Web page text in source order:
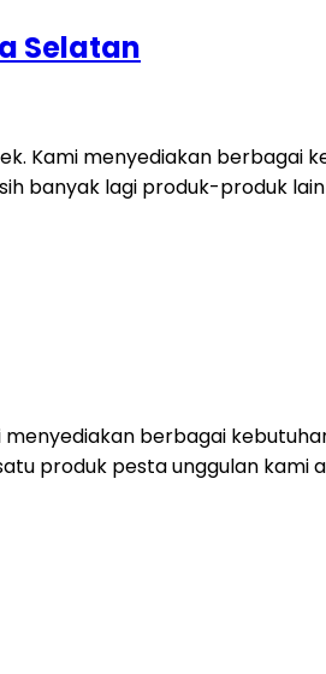
Selatan
Kami menyediakan berbagai
banyak lagi produk-produk
berbagai
produk pesta unggulan kami